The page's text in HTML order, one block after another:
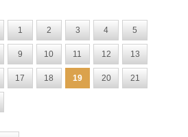
1 2 3 4 5
9 10 11 12 13
17 18 19 20 21